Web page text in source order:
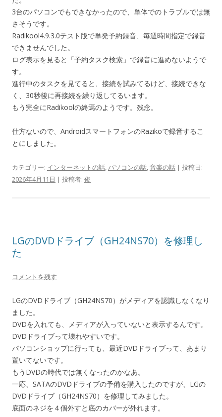
3台のパソコンでもできなかったので、単体でのトラブルでは無
さそうです。
Radikool4.9.3.0テスト版で単発予約録音、毎週時間指定で録音
できませんでした。
ログ表示を見ると「予約タスク検索」で録音に進めないようで
す。
進行中のタスクを見てると、接続を試みてるけど、接続できな
く、30秒後に再接続を繰り返してるいます。
もう完全にRadikoolの終焉のようです。残念。
仕方ないので、AndroidスマートフォンのRazikoで録音するこ
とにしました。
カテゴリー: インターネットの話,パソコンの話,音楽の話 | 投稿日:
2026年4月11日 | 投稿者: 俊
LGのDVDドライブ（GH24NS70）を修理し
た
コメントを残す
LGのDVDドライブ（GH24NS70）がメディアを認識しなくなり
ました。
DVDを入れても、メディアが入っていないと表示するんです。
DVDドライブって壊れやすいです。
パソコンショップに行っても、最近DVDドライブって、あまり
置いてないです。
もうDVDの時代では無くなったのかなあ。
一応、SATAのDVDドライブの予備を購入したのですが、LGの
DVDドライブ（GH24NS70）を修理してみました。
底面のネジを４個外すと底のカバーが外れます。